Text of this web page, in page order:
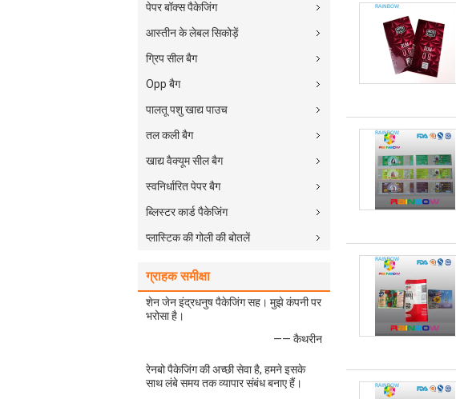
पेपर बॉक्स पैकेजिंग
आस्तीन के लेबल सिकोड़ें
ग्रिप सील बैग
Opp बैग
पालतू पशु खाद्य पाउच
तल कली बैग
खाद्य वैक्यूम सील बैग
स्वनिर्धारित पेपर बैग
ब्लिस्टर कार्ड पैकेजिंग
प्लास्टिक की गोली की बोतलें
ग्राहक समीक्षा
शेन जेन इंद्रधनुष पैकेजिंग सह। मुझे कंपनी पर
भरोसा है।
—— कैथरीन
रेनबो पैकेजिंग की अच्छी सेवा है, हमने इसके
साथ लंबे समय तक व्यापार संबंध बनाए हैं।